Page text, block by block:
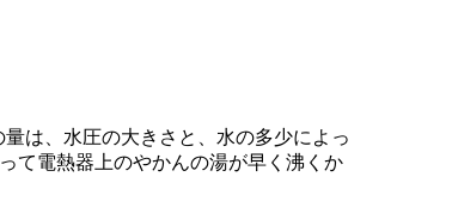
は、水圧の大きさと、水の多少によっ
て電熱器上のやかんの湯が早く沸くか